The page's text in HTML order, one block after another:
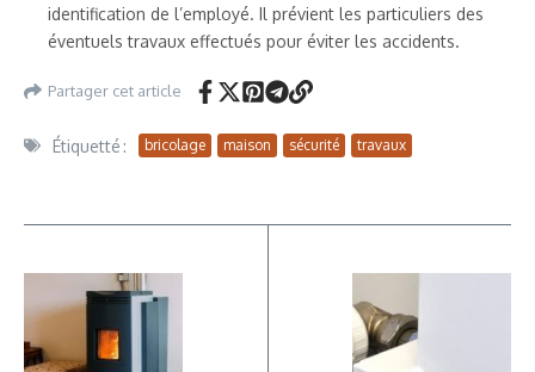
identification de l’employé. Il prévient les particuliers des
éventuels travaux effectués pour éviter les accidents.
Partager cet article
Étiquetté : bricolage maison sécurité travaux